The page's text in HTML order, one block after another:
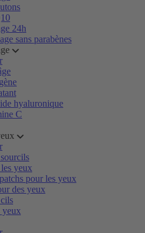
24h
sans parabènes
hyaluronique
C
yeux
pour les yeux
des yeux
yeux